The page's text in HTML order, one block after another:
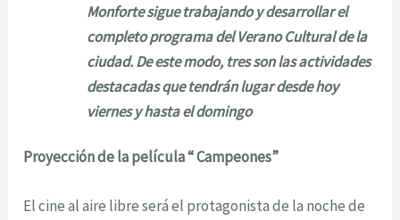
Monforte sigue trabajando y desarrollar el
completo programa del Verano Cultural de la
ciudad. De este modo, tres son las actividades
destacadas que tendrán lugar desde hoy
viernes y hasta el domingo
Proyección de la película “ Campeones”
El cine al aire libre será el protagonista de la noche de